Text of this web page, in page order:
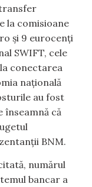
transfer
la comisioane
și 9 eurocenți
SWIFT, cele
conectarea
națională
au fost
înseamnă că
BNM.
numărul
bancar a